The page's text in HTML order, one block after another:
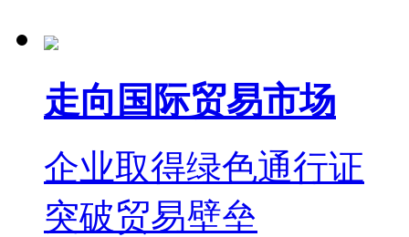
走向国际贸易市场
企业取得绿色通行证
突破贸易壁垒